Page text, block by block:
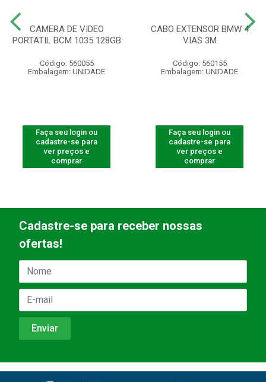
CAMERA DE VIDEO
PORTATIL BCM 1035 128GB
Código: 560055
Embalagem: UNIDADE
Faça seu login ou
cadastre-se para
ver preços e
comprar
CABO EXTENSOR BMW 4
VIAS 3M
Código: 560155
Embalagem: UNIDADE
Faça seu login ou
cadastre-se para
ver preços e
comprar
Cadastre-se para receber nossas
ofertas!